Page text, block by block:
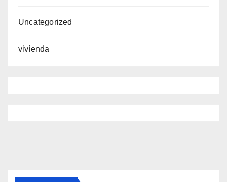
Uncategorized
vivienda